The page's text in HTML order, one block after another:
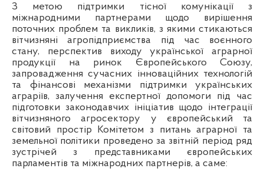
З метою підтримки тісної комунікації з
міжнародними партнерами щодо вирішення
поточних проблем та викликів, з якими стикаються
вітчизняні агропідприємства під час воєнного
стану, перспектив виходу української аграрної
продукції на ринок Європейського Союзу,
запровадження сучасних інноваційних технологій
та фінансові механізми підтримки українських
аграріїв, залучення експертної допомоги під час
підготовки законодавчих ініціатив щодо інтеграції
вітчизняного агросектору у європейський та
світовий простір Комітетом з питань аграрної та
земельної політики проведено за звітній період ряд
зустрічей з представниками європейських
парламентів та міжнародних партнерів, а саме: